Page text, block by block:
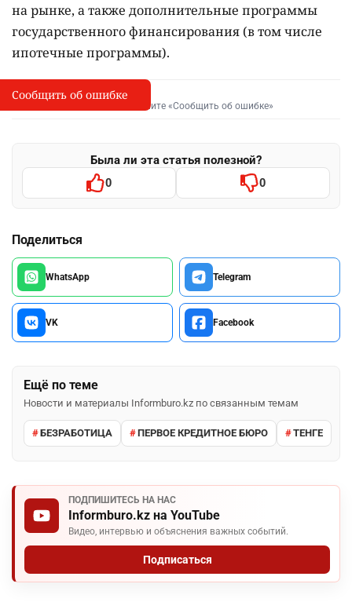
на рынке, а также дополнительные программы
государственного финансирования (в том числе
ипотечные программы).
I
Сообщить об опечатке
Выделите фрагмент и нажмите «Сообщить об ошибке»
Была ли эта статья полезной?
0 0
Поделиться
WhatsApp Telegram
VK Facebook
Ещё по теме
Новости и материалы Informburo.kz по связанным темам
БЕЗРАБОТИЦА ПЕРВОЕ КРЕДИТНОЕ БЮРО ТЕНГЕ
ПОДПИШИТЕСЬ НА НАС
Informburo.kz на YouTube
Видео, интервью и объяснения важных событий.
Подписаться
Сообщить об ошибке